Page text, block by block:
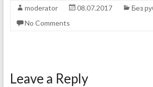
moderator 08.07.2017
Без
No Comments
Leave a Reply